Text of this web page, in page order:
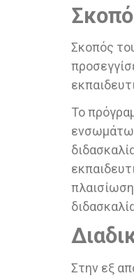
Σκοπός
Το
Στην εξ